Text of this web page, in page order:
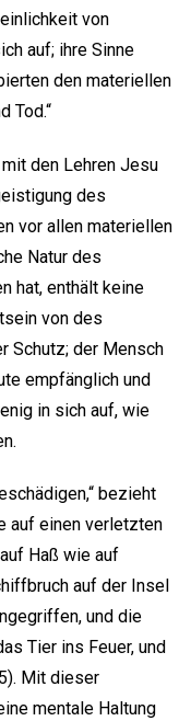
von
auf; ihre Sinne
den materiellen
Tod.“
den Lehren Jesu
des
vor allen materiellen
Natur des
hat, enthält keine
von des
Schutz; der Mensch
empfänglich und
in sich auf, wie
bezieht
auf einen verletzten
Haß wie auf
auf der Insel
und die
Tier ins Feuer, und
Mit dieser
mentale Haltung